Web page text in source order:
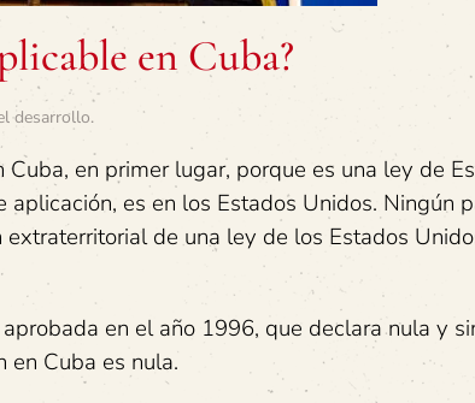
en Cuba?
desarrollo.
en primer lugar, porque es una ley de
es en los Estados Unidos. Ningún
de una ley de los Estados
en el año 1996, que declara nula y
en Cuba es nula.